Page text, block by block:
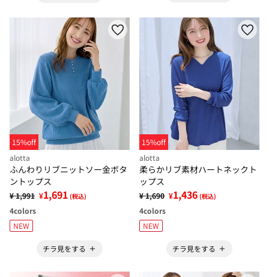
15%off
alotta
ふんわりリブニットソー金ボタ
ントップス
¥ 1,991 ¥1,691 (税込)
4colors
NEW
チラ見をする
15%off
alotta
柔らかリブ素材ハートネックト
ップス
¥ 1,690 ¥1,436 (税込)
4colors
NEW
チラ見をする